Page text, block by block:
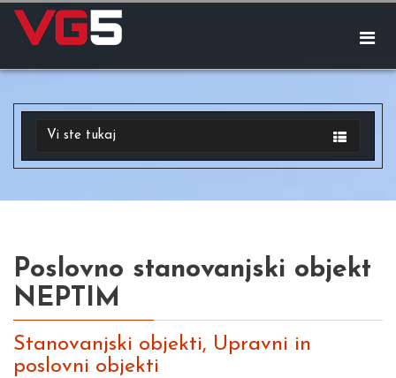
Vi ste tukaj
Poslovno stanovanjski objekt
NEPTIM
Stanovanjski objekti, Upravni in
poslovni objekti